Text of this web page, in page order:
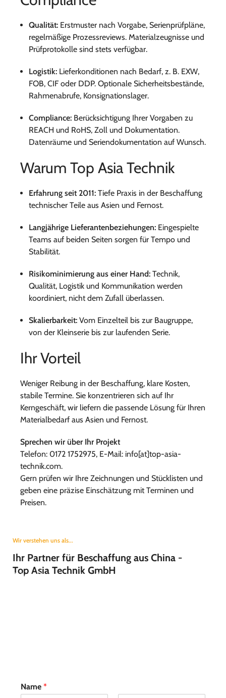
Qualität: Erstmuster nach Vorgabe, Serienprüfpläne,
regelmäßige Prozessreviews. Materialzeugnisse und
Prüfprotokolle sind stets verfügbar.
Logistik: Lieferkonditionen nach Bedarf, z. B. EXW,
FOB, CIF oder DDP. Optionale Sicherheitsbestände,
Rahmenabrufe, Konsignationslager.
Compliance: Berücksichtigung Ihrer Vorgaben zu
REACH und RoHS, Zoll und Dokumentation.
Datenräume und Seriendokumentation auf Wunsch.
Warum Top Asia Technik
Erfahrung seit 2011: Tiefe Praxis in der Beschaffung
technischer Teile aus Asien und Fernost.
Langjährige Lieferantenbeziehungen: Eingespielte
Teams auf beiden Seiten sorgen für Tempo und
Stabilität.
Risikominimierung aus einer Hand: Technik,
Qualität, Logistik und Kommunikation werden
koordiniert, nicht dem Zufall überlassen.
Skalierbarkeit: Vom Einzelteil bis zur Baugruppe,
von der Kleinserie bis zur laufenden Serie.
Ihr Vorteil
Weniger Reibung in der Beschaffung, klare Kosten,
stabile Termine. Sie konzentrieren sich auf Ihr
Kerngeschäft, wir liefern die passende Lösung für Ihren
Materialbedarf aus Asien und Fernost.
Sprechen wir über Ihr Projekt
Telefon: 0172 1752975, E-Mail: info[at]top-asia-
technik.com.
Gern prüfen wir Ihre Zeichnungen und Stücklisten und
geben eine präzise Einschätzung mit Terminen und
Preisen.
Wir verstehen uns als...
Ihr Partner für Beschaffung aus China -
Top Asia Technik GmbH
Brückenbauer zwischen China und Deutschland - Top Asia
Name *